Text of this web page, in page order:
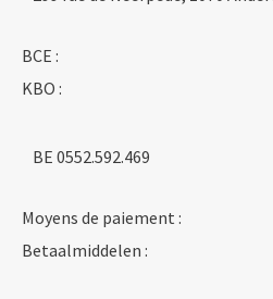
BCE :
KBO :
BE 0552.592.469
Moyens de paiement :
Betaalmiddelen :